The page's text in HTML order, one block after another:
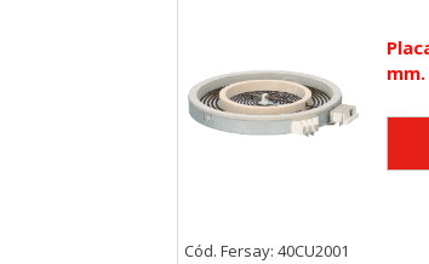
mm.
Cód. Fersay: 40CU2001